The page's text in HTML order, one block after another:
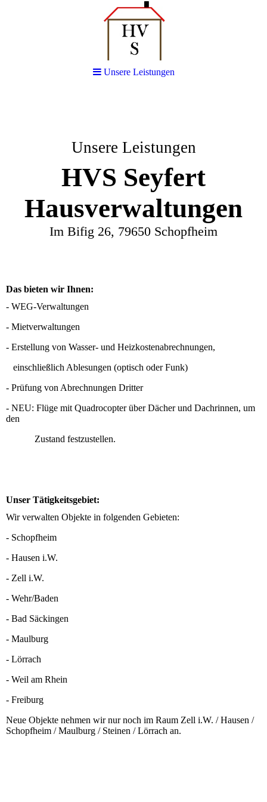
Unsere Leistungen
HVS Seyfert
Hausverwaltungen
Im Bifig 26, 79650 Schopfheim
Das bieten wir Ihnen:
- WEG-Verwaltungen
- Mietverwaltungen
- Erstellung von Wasser- und Heizkostenabrechnungen,
einschließlich Ablesungen (optisch oder Funk)
- Prüfung von Abrechnungen Dritter
- NEU: Flüge mit Quadrocopter über Dächer und Dachrinnen, um
den
Zustand festzustellen.
Unser Tätigkeitsgebiet:
Wir verwalten Objekte in folgenden Gebieten:
- Schopfheim
- Hausen i.W.
- Zell i.W.
- Wehr/Baden
- Bad Säckingen
- Maulburg
- Lörrach
- Weil am Rhein
- Freiburg
Neue Objekte nehmen wir nur noch im Raum Zell i.W. / Hausen /
Schopfheim / Maulburg / Steinen / Lörrach an.
Unsere Leistungen